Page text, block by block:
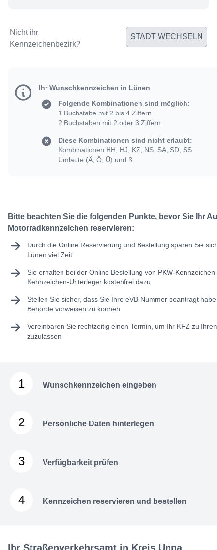
Nicht ihr
Kennzeichenbezirk?
STADT WECHSELN
Ihr Wunschkennzeichen in Lünen
Folgende Kombinationen sind möglich:
1 Buchstabe mit 2 bis 4 Ziffern
2 Buchstaben mit 2 oder 3 Ziffern
Diese Kombinationen sind nicht erlaubt:
Kombinationen HH, HJ, KZ, NS, SA, SD, SS
Umlaute (Ä, Ö, Ü) und ß
Bitte beachten Sie die folgenden Punkte, bevor Sie Ihr
Motorradkennzeichen reservieren:
Durch die Online Reservierung und Bestellung sparen Sie
Lünen viel Zeit
Sie erhalten bei der Online Bestellung von PKW-
Kennzeichen-Unterleger kostenfrei dazu
Stellen Sie sicher, dass Sie Ihre eVB-Nummer beantragt
Behörde vorweisen zu können
Vereinbaren Sie rechtzeitig einen Termin, um Ihr KFZ zu
zuzulassen
1 Wunschkennzeichen eingeben
2 Persönliche Daten hinterlegen
3 Verfügbarkeit prüfen
4 Kennzeichen reservieren und bestellen
Ihr Straßenverkehrsamt in Kreis Unna